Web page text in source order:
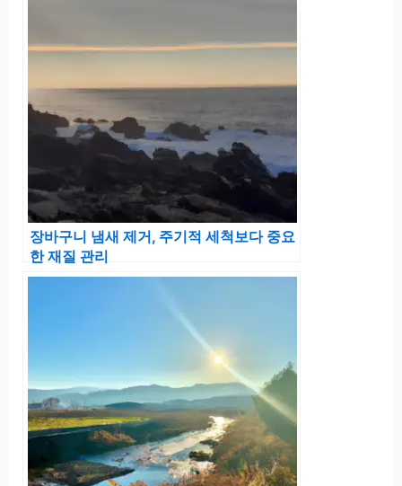
장바구니 냄새 제거, 주기적 세척보다 중요
한 재질 관리